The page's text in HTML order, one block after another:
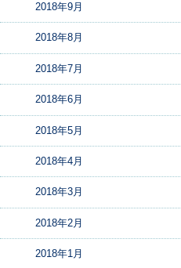
2018年9月
2018年8月
2018年7月
2018年6月
2018年5月
2018年4月
2018年3月
2018年2月
2018年1月